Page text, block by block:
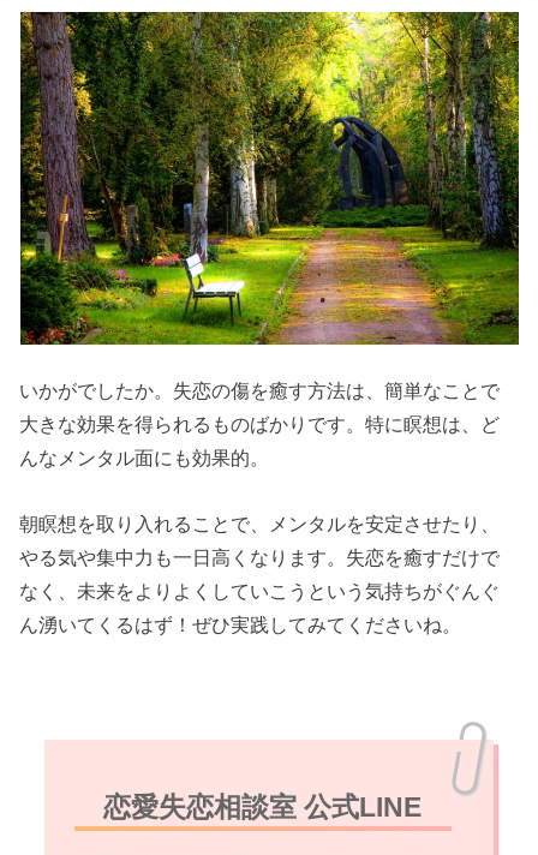
いかがでしたか。失恋の傷を癒す方法は、簡単なことで
大きな効果を得られるものばかりです。特に瞑想は、ど
んなメンタル面にも効果的。
朝瞑想を取り入れることで、メンタルを安定させたり、
やる気や集中力も一日高くなります。失恋を癒すだけで
なく、未来をよりよくしていこうという気持ちがぐんぐ
ん湧いてくるはず！ぜひ実践してみてくださいね。
恋愛失恋相談室 公式LINE